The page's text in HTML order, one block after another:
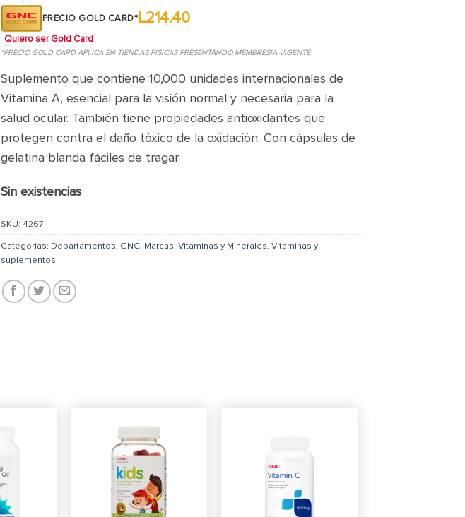
PRECIO GOLD CARD*L214.40
Quiero ser Gold Card
*PRECIO GOLD CARD APLICA EN TIENDAS FISICAS PRESENTANDO MEMBRESIA VIGENTE
Suplemento que contiene 10,000 unidades internacionales de
Vitamina A, esencial para la visión normal y necesaria para la
salud ocular. También tiene propiedades antioxidantes que
protegen contra el daño tóxico de la oxidación. Con cápsulas de
gelatina blanda fáciles de tragar.
Sin existencias
SKU: 4267
Categorías: Departamentos, GNC, Marcas, Vitaminas y Minerales, Vitaminas y
suplementos